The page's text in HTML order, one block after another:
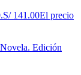
S/141.00El precio